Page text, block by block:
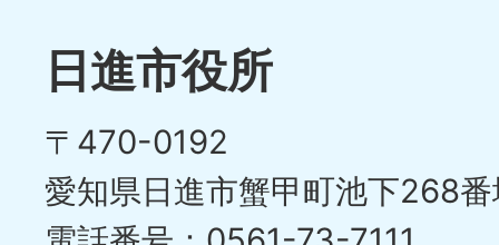
日進市役所
〒470-0192
愛知県日進市蟹甲町池下268